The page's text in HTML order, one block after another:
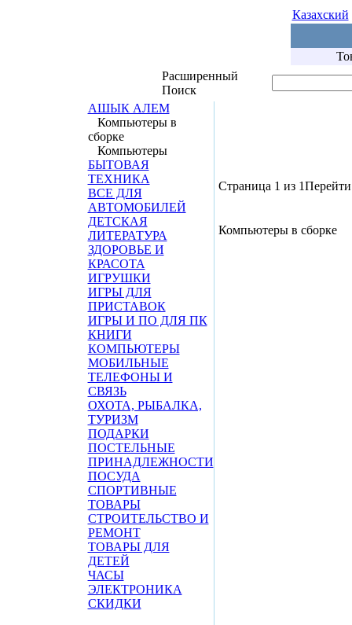
Казахский
Расширенный
Поиск
АШЫК АЛЕМ
Компьютеры в
сборке
Компьютеры
БЫТОВАЯ
ТЕХНИКА
ВСЕ ДЛЯ
АВТОМОБИЛЕЙ
ДЕТСКАЯ
ЛИТЕРАТУРА
ЗДОРОВЬЕ И
КРАСОТА
ИГРУШКИ
ИГРЫ ДЛЯ
ПРИСТАВОК
ИГРЫ И ПО ДЛЯ ПК
КНИГИ
КОМПЬЮТЕРЫ
МОБИЛЬНЫЕ
ТЕЛЕФОНЫ И
СВЯЗЬ
ОХОТА, РЫБАЛКА,
ТУРИЗМ
ПОДАРКИ
ПОСТЕЛЬНЫЕ
ПРИНАДЛЕЖНОСТИ
ПОСУДА
СПОРТИВНЫЕ
ТОВАРЫ
СТРОИТЕЛЬСТВО И
РЕМОНТ
ТОВАРЫ ДЛЯ
ДЕТЕЙ
ЧАСЫ
ЭЛЕКТРОНИКА
СКИДКИ
Страница 1 из 1
Компьютеры в сборке